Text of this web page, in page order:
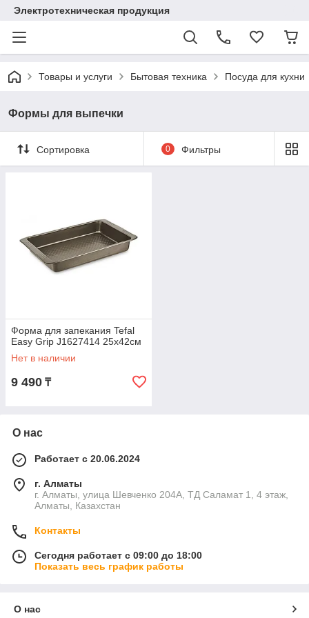
Электротехническая продукция
Товары и услуги Бытовая техника Посуда для кухни
Формы для выпечки
Сортировка 0 Фильтры
Форма для запекания Tefal
Easy Grip J1627414 25х42см
Нет в наличии
9 490 ₸
О нас
Работает с 20.06.2024
г. Алматы
г. Алматы, улица Шевченко 204А, ТД Саламат 1, 4 этаж,
Алматы, Казахстан
Контакты
Сегодня работает с 09:00 до 18:00
Показать весь график работы
О нас